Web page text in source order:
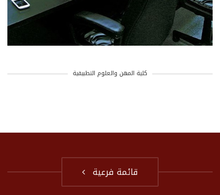
كلية المهن والعلوم التطبيقية
قائمة فرعية